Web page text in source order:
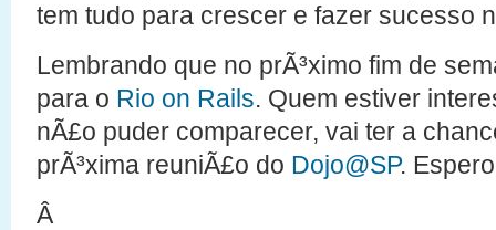
tem tudo para crescer e fazer sucesso
Lembrando que no prÃ³ximo fim de
para o Rio on Rails. Quem estiver
nÃ£o puder comparecer, vai ter a
prÃ³xima reuniÃ£o do Dojo@SP.
Â